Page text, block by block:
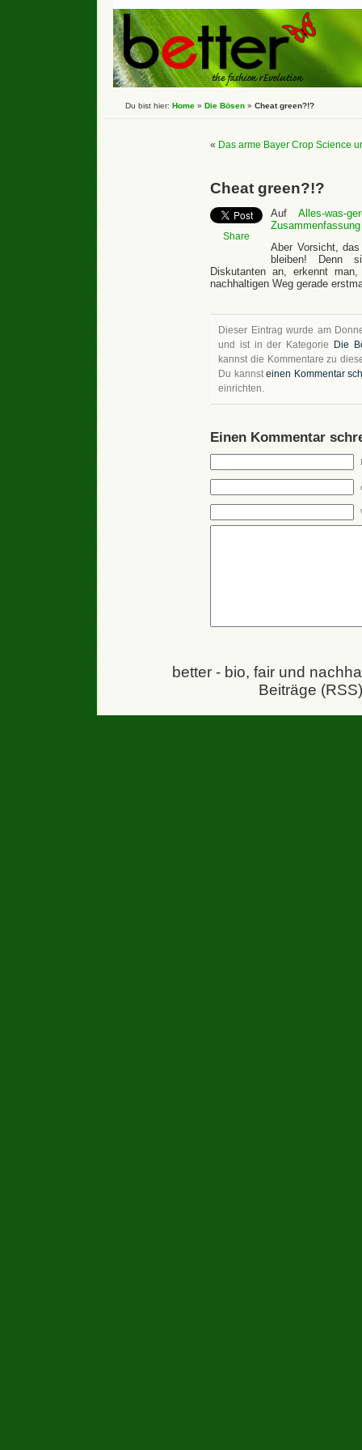
Du bist hier: Home » Die Bösen » Cheat green?!?
« Das arme Bayer Crop Science
Cheat green?!?
Share
AufAlles-was-
Zusammenfassung
Aber Vorsicht,
bleiben! Denn
Diskutanten an, erkennt
nachhaltigen Weg gerade
Dieser Eintrag wurde am
und ist in der Kategorie
Die
kannst die Kommentare zu
Du kannsteinen Kommentar
einrichten.
Einen Kommentar
better - bio, fair und
Beiträge (RSS)